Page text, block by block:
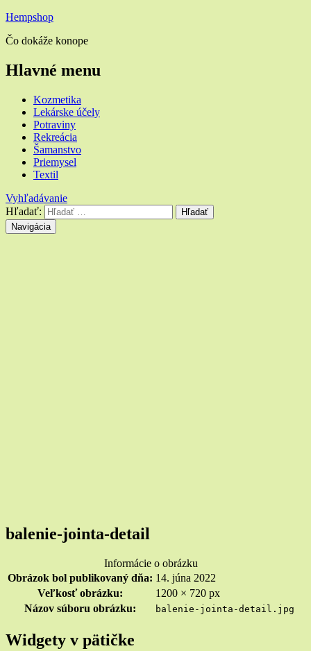
Hempshop
Čo dokáže konope
Hlavné menu
Kozmetika
Lekárske účely
Potraviny
Rekreácia
Šamanstvo
Priemysel
Textil
Vyhľadávanie
Hľadať:
Navigácia
balenie-jointa-detail
Informácie o obrázku
Obrázok bol publikovaný dňa: 14. júna 2022
Veľkosť obrázku:
1200 × 720 px
Názov súboru obrázku:
balenie-jointa-detail.jpg
Widgety v pätičke